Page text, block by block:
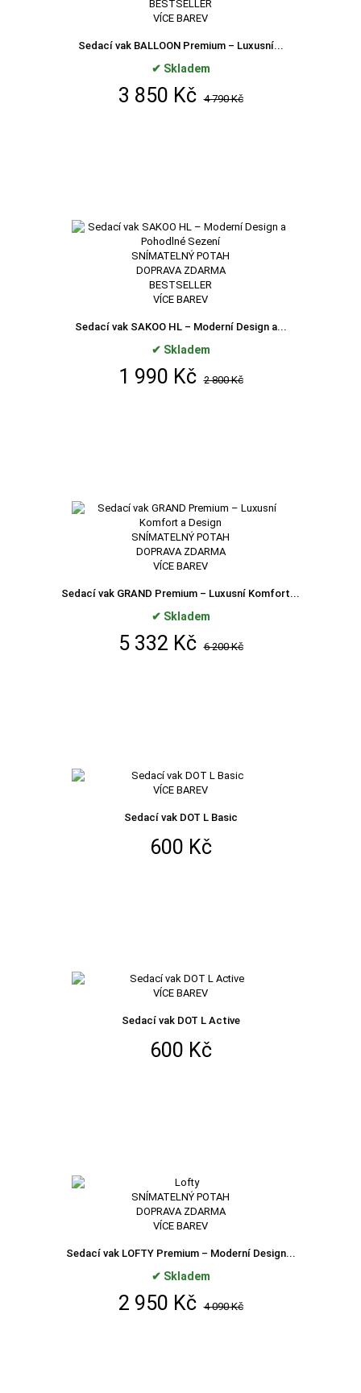
BESTSELLER
VÍCE BAREV
Sedací vak BALLOON Premium – Luxusní...
✔ Skladem
3 850 Kč 4 790 Kč
SNÍMATELNÝ POTAH
DOPRAVA ZDARMA
BESTSELLER
VÍCE BAREV
Sedací vak SAKOO HL – Moderní Design a...
✔ Skladem
1 990 Kč 2 800 Kč
SNÍMATELNÝ POTAH
DOPRAVA ZDARMA
VÍCE BAREV
Sedací vak GRAND Premium – Luxusní Komfort...
✔ Skladem
5 332 Kč 6 200 Kč
VÍCE BAREV
Sedací vak DOT L Basic
600 Kč
VÍCE BAREV
Sedací vak DOT L Active
600 Kč
SNÍMATELNÝ POTAH
DOPRAVA ZDARMA
VÍCE BAREV
Sedací vak LOFTY Premium – Moderní Design...
✔ Skladem
2 950 Kč 4 090 Kč